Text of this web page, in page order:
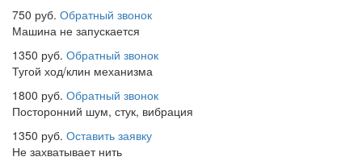
750 руб. Обратный звонок
Машина не запускается
1350 руб. Обратный звонок
Тугой ход/клин механизма
1800 руб. Обратный звонок
Посторонний шум, стук, вибрация
1350 руб. Оставить заявку
Не захватывает нить